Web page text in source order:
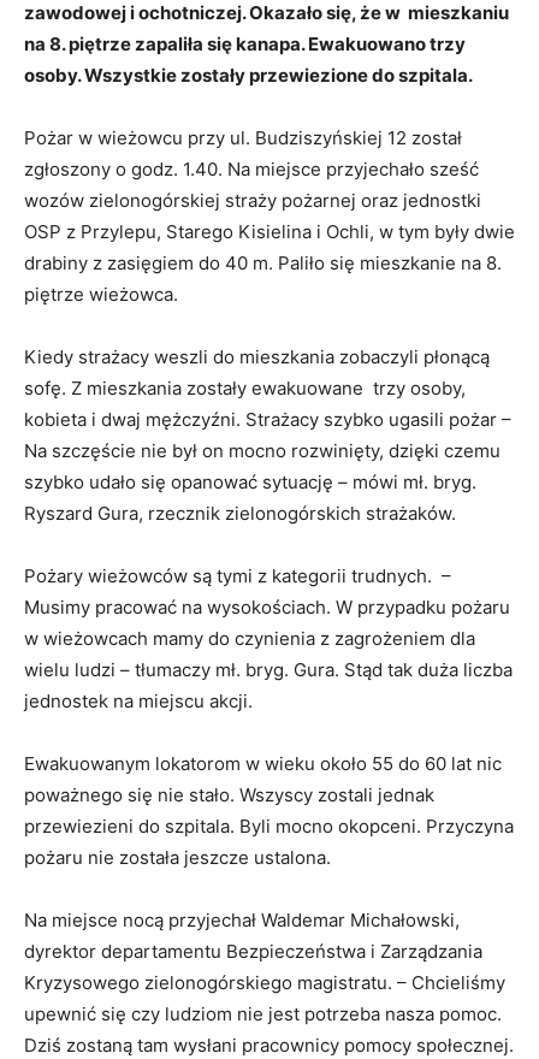
zawodowej i ochotniczej. Okazało się, że w mieszkaniu
na 8. piętrze zapaliła się kanapa. Ewakuowano trzy
osoby. Wszystkie zostały przewiezione do szpitala.
Pożar w wieżowcu przy ul. Budziszyńskiej 12 został
zgłoszony o godz. 1.40. Na miejsce przyjechało sześć
wozów zielonogórskiej straży pożarnej oraz jednostki
OSP z Przylepu, Starego Kisielina i Ochli, w tym były dwie
drabiny z zasięgiem do 40 m. Paliło się mieszkanie na 8.
piętrze wieżowca.
Kiedy strażacy weszli do mieszkania zobaczyli płonącą
sofę. Z mieszkania zostały ewakuowane trzy osoby,
kobieta i dwaj mężczyźni. Strażacy szybko ugasili pożar –
Na szczęście nie był on mocno rozwinięty, dzięki czemu
szybko udało się opanować sytuację – mówi mł. bryg.
Ryszard Gura, rzecznik zielonogórskich strażaków.
Pożary wieżowców są tymi z kategorii trudnych. –
Musimy pracować na wysokościach. W przypadku pożaru
w wieżowcach mamy do czynienia z zagrożeniem dla
wielu ludzi – tłumaczy mł. bryg. Gura. Stąd tak duża liczba
jednostek na miejscu akcji.
Ewakuowanym lokatorom w wieku około 55 do 60 lat nic
poważnego się nie stało. Wszyscy zostali jednak
przewiezieni do szpitala. Byli mocno okopceni. Przyczyna
pożaru nie została jeszcze ustalona.
Na miejsce nocą przyjechał Waldemar Michałowski,
dyrektor departamentu Bezpieczeństwa i Zarządzania
Kryzysowego zielonogórskiego magistratu. – Chcieliśmy
upewnić się czy ludziom nie jest potrzeba nasza pomoc.
Dziś zostaną tam wysłani pracownicy pomocy społecznej.